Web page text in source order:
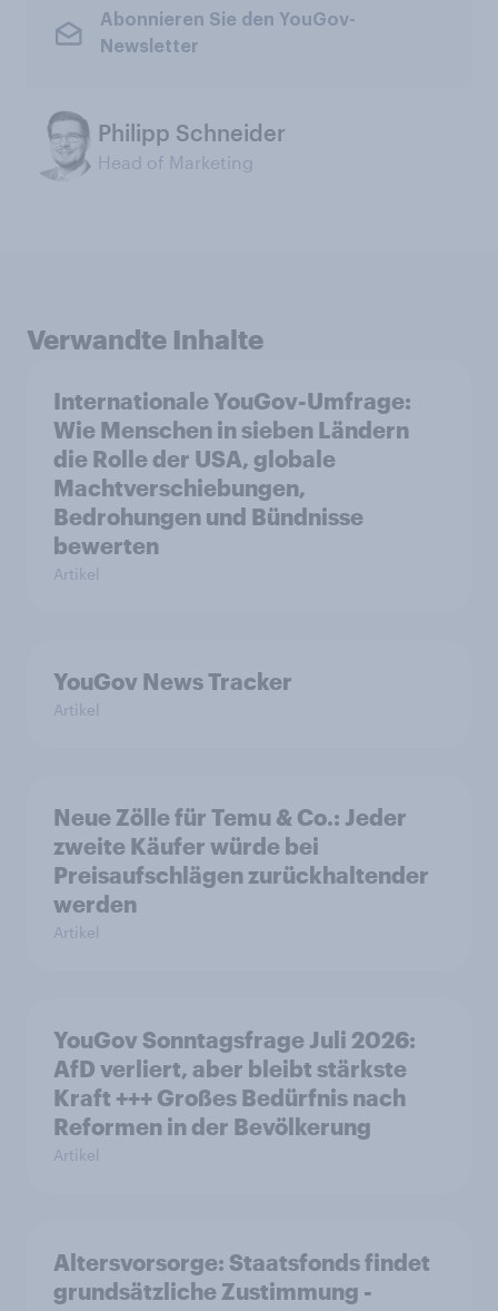
Abonnieren Sie den YouGov-
Newsletter
Philipp Schneider
Head of Marketing
Verwandte Inhalte
Internationale YouGov-Umfrage:
Wie Menschen in sieben Ländern
die Rolle der USA, globale
Machtverschiebungen,
Bedrohungen und Bündnisse
bewerten
Artikel
YouGov News Tracker
Artikel
Neue Zölle für Temu & Co.: Jeder
zweite Käufer würde bei
Preisaufschlägen zurückhaltender
werden
Artikel
YouGov Sonntagsfrage Juli 2026:
AfD verliert, aber bleibt stärkste
Kraft +++ Großes Bedürfnis nach
Reformen in der Bevölkerung
Artikel
Altersvorsorge: Staatsfonds findet
grundsätzliche Zustimmung -